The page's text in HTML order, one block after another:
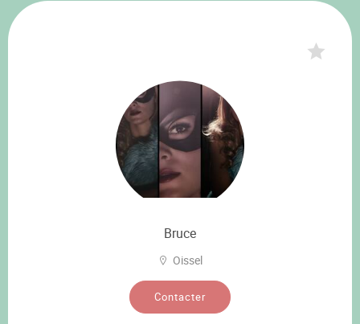
Bruce
Oissel
Contacter